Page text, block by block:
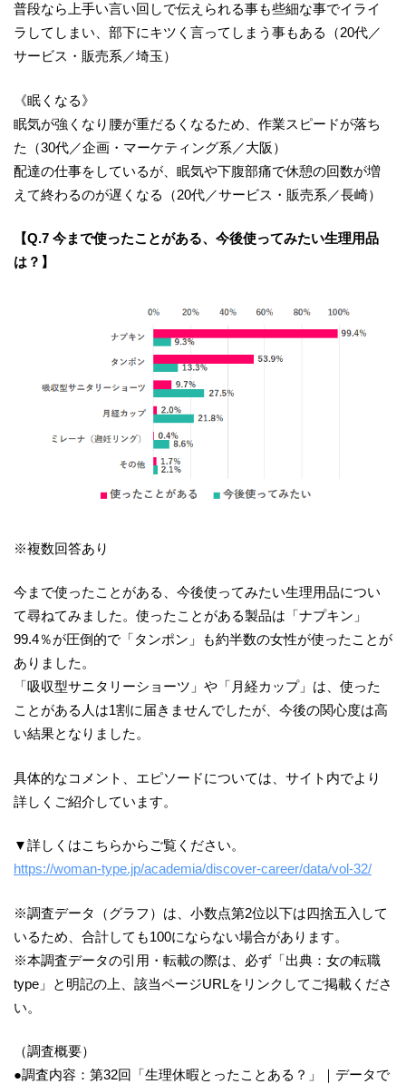
普段なら上手い言い回しで伝えられる事も些細な事でイライ
ラしてしまい、部下にキツく言ってしまう事もある（20代／
サービス・販売系／埼玉）
《眠くなる》
眠気が強くなり腰が重だるくなるため、作業スピードが落ち
た（30代／企画・マーケティング系／大阪）
配達の仕事をしているが、眠気や下腹部痛で休憩の回数が増
えて終わるのが遅くなる（20代／サービス・販売系／長崎）
【Q.7 今まで使ったことがある、今後使ってみたい生理用品
は？】
※複数回答あり
今まで使ったことがある、今後使ってみたい生理用品につい
て尋ねてみました。使ったことがある製品は「ナプキン」
99.4％が圧倒的で「タンポン」も約半数の女性が使ったことが
ありました。
「吸収型サニタリーショーツ」や「月経カップ」は、使った
ことがある人は1割に届きませんでしたが、今後の関心度は高
い結果となりました。
具体的なコメント、エピソードについては、サイト内でより
詳しくご紹介しています。
▼詳しくはこちらからご覧ください。
https://woman-type.jp/academia/discover-career/data/vol-32/
※調査データ（グラフ）は、小数点第2位以下は四捨五入して
いるため、合計しても100にならない場合があります。
※本調査データの引用・転載の際は、必ず「出典：女の転職
type」と明記の上、該当ページURLをリンクしてご掲載くださ
い。
（調査概要）
●調査内容：第32回「生理休暇とったことある？」｜データで